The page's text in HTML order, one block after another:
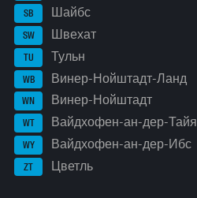
SB Шайбс
SW Швехат
TU Тульн
WB Винер-Нойштадт-Ланд
WN Винер-Нойштадт
WT Вайдхофен-ан-дер-Тайя
WY Вайдхофен-ан-дер-Ибс
ZT Цветль